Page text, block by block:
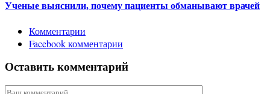
Ученые выяснили, почему пациенты обманывают врачей
Комментарии
Facebook комментарии
Оставить комментарий